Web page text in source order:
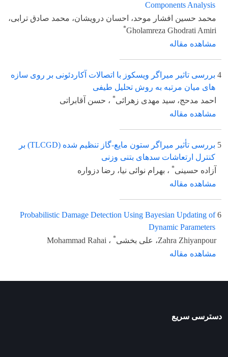
Components Analysis
محمد حسین افشار موحد، احسان درویشان، محمد صادق ترابی،
Gholamreza Ghodrati Amiri
*
مشاهده مقاله
4 بررسی تاثیر میراگر ویسکوز با اتصالات آکاردئونی بر روی سازه
های میان مرتبه به روش تحلیل طیفی
احمد مدحج، سید مهدی زهرائی* ، حسن آقابراتی
مشاهده مقاله
5
بررسی تأثیر میراگر ستون مایع-گاز تنظیم شده (TLCGD) بر
کنترل ارتعاشات سدهای بتنی وزنی
آزاده حسینی* ، بهرام نوائی نیا، رضا دزواره
مشاهده مقاله
6
Probabilistic Damage Detection Using Bayesian Updating of
Dynamic Parameters
Zahra Zhiyanpour، علی بخشی
* ، Mohammad Rahai
مشاهده مقاله
دسترسی سریع